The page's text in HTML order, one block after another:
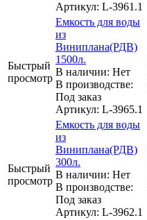
Артикул: L-3961.1
Быстрый
просмотр
Емкость для воды
из
Виниплана(РДВ)
1500л.
В наличии: Нет
В производстве:
Под заказ
Артикул: L-3965.1
Быстрый
просмотр
Емкость для воды
из
Виниплана(РДВ)
300л.
В наличии: Нет
В производстве:
Под заказ
Артикул: L-3962.1